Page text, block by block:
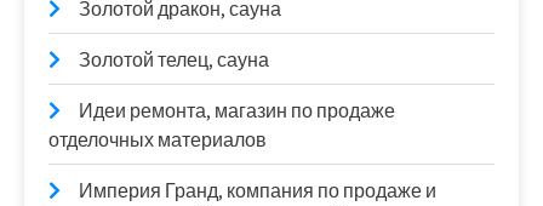
Золотой дракон, сауна
Золотой телец, сауна
Идеи ремонта, магазин по продаже
отделочных материалов
Империя Гранд, компания по продаже и